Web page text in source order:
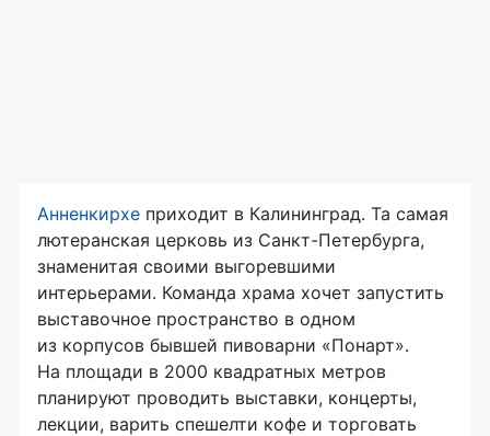
Анненкирхе приходит в Калининград. Та самая
лютеранская церковь из Санкт-Петербурга,
знаменитая своими выгоревшими
интерьерами. Команда храма хочет запустить
выставочное пространство в одном
из корпусов бывшей пивоварни «Понарт».
На площади в 2000 квадратных метров
планируют проводить выставки, концерты,
лекции, варить спешелти кофе и торговать